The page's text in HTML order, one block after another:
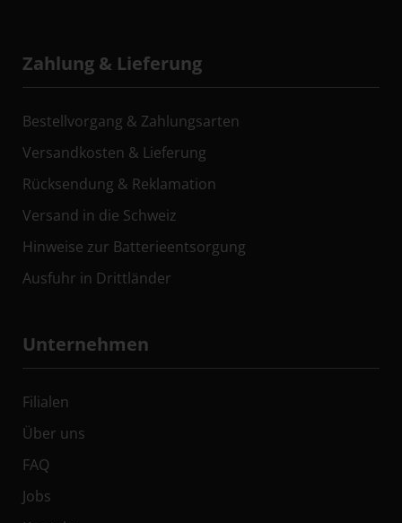
Zahlung & Lieferung
Bestellvorgang & Zahlungsarten
Versandkosten & Lieferung
Rücksendung & Reklamation
Versand in die Schweiz
Hinweise zur Batterieentsorgung
Ausfuhr in Drittländer
Unternehmen
Filialen
Über uns
FAQ
Jobs